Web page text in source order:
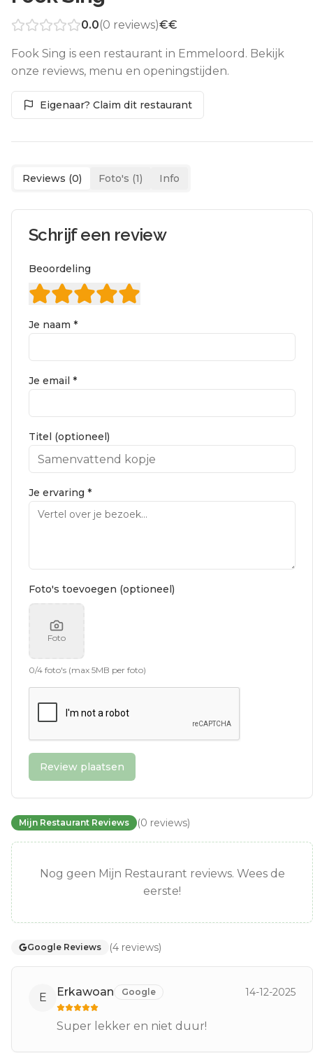
0.0(0 reviews)€€
Fook Sing is een restaurant in Emmeloord. Bekijk
onze reviews, menu en openingstijden.
Eigenaar? Claim dit restaurant
Reviews (0) Foto's (1) Info
Schrijf een review
Beoordeling
Je naam *
Je email *
Titel (optioneel)
Je ervaring *
Foto's toevoegen (optioneel)
Foto
0/4 foto's (max 5MB per foto)
Review plaatsen
Mijn Restaurant Reviews (0 reviews)
Nog geen Mijn Restaurant reviews. Wees de
eerste!
Google Reviews (4 reviews)
E Erkawoan Google 14-12-2025
Super lekker en niet duur!